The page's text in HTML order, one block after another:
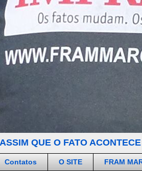
QUE O FATO
Contatos O SITE FRAM